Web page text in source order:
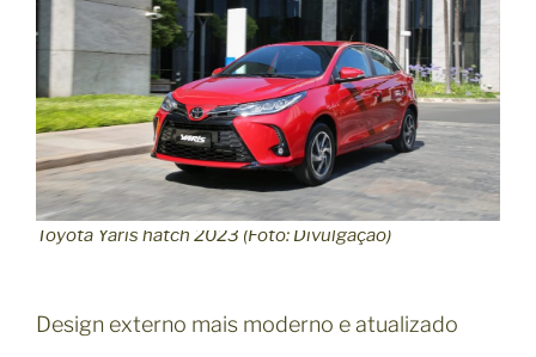
Toyota Yaris hatch 2023 (Foto: Divulgação)
Design externo mais moderno e atualizado